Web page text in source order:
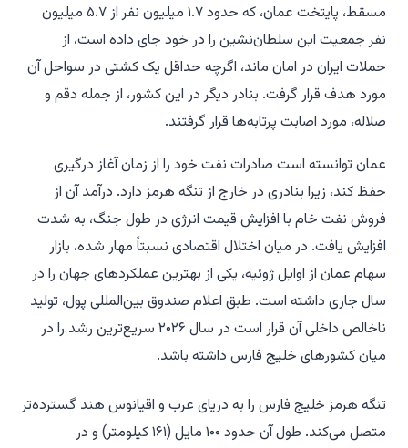
مسقط، پایتخت عمان، که حدود ۱.۷ میلیون نفر از ۵.۷ میلیون
نفر جمعیت این سلطان‌نشین را در خود جای داده است، از
حملات ایران در امان ماند، اگرچه حداقل یک کشتی در سواحل آن
مورد هدف قرار گرفت. بنادر دیگر در این کشور، از جمله دقم و
صلاله، مورد اصابت پرتابه‌ها قرار گرفتند.
عمان توانسته است صادرات نفت خود را از زمان آغاز درگیری
حفظ کند، زیرا بنادری در خارج از تنگه هرمز دارد. درآمد آن از
فروش نفت خام با افزایش قیمت انرژی در طول جنگ، به شدت
افزایش یافت. در میان اختلال اقتصادی نسبتاً مهار شده، بازار
سهام عمان از اوایل ژوئیه، یکی از بهترین عملکردهای جهان را در
سال جاری داشته است. طبق اعلام صندوق بین‌المللی پول، تولید
ناخالص داخلی آن قرار است در سال ۲۰۲۶ سریع‌ترین رشد را در
میان کشورهای خلیج فارس داشته باشد.
تنگه هرمز خلیج فارس را به دریای عرب و اقیانوس هند گسترده‌تر
متصل می‌کند. طول آن حدود ۱۰۰ مایل (۱۶۱ کیلومتر) و در